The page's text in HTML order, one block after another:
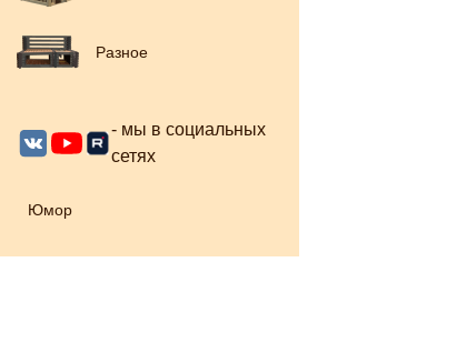
Разное
- мы в социальных
сетях
Юмор